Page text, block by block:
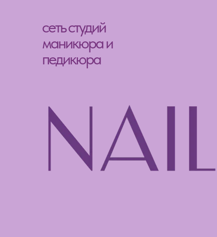
сеть студий
маникюра и
педикюра